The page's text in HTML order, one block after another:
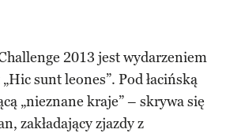
2013 jest wydarzeniem
sunt leones”. Pod łacińską
„nieznane kraje” – skrywa się
zakładający zjazdy z